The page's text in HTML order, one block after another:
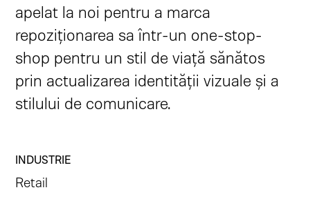
apelat la noi pentru a marca
repoziționarea sa într-un one-stop-
shop pentru un stil de viață sănătos
prin actualizarea identității vizuale și a
stilului de comunicare.
INDUSTRIE
Retail